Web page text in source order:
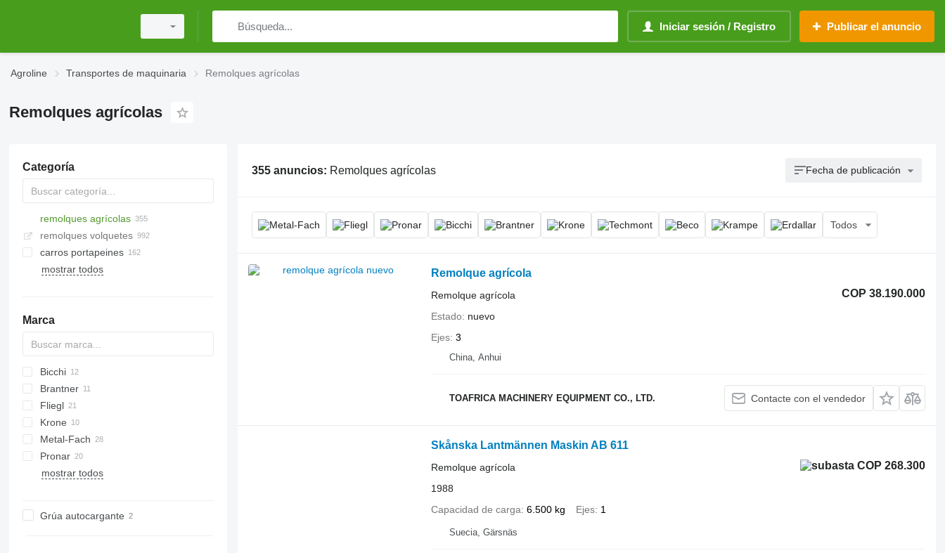
Iniciar sesión / Registro Publicar el anuncio
Agroline Transportes de maquinaria Remolques agrícolas
Remolques agrícolas
Categoría
remolques agrícolas
remolques volquetes
carros portapeines
mostrar todos
Marca
Brevis
HTW
Bicchi
Brantner
TA
HW
Fliegl
ASW
DK
EDK
TDK
Krone
TX
UN
Metal-Fach
OL
TKV
Pronar
PT
ST
PRC
D-series
mostrar todos
Grúa autocargante
355 anuncios: Remolques agrícolas Fecha de publicación
Todos
Remolque agrícola
COP 38.190.000
Remolque agrícola
Estado
nuevo
Ejes 3
China, Anhui
TOAFRICA MACHINERY EQUIPMENT CO., LTD. Contacte con el vendedor
Skånska Lantmännen Maskin AB 611
COP 268.300
Remolque agrícola
1988
Capacidad de carga 6.500 kg Ejes 1
Suecia, Gärsnäs